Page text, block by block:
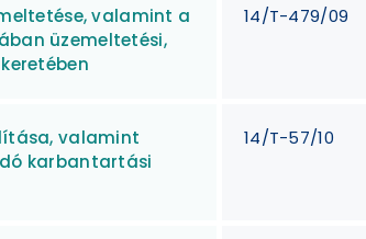
valamint a
üzemeltetési,
14/T-479/09
valamint
karbantartási
14/T-57/10